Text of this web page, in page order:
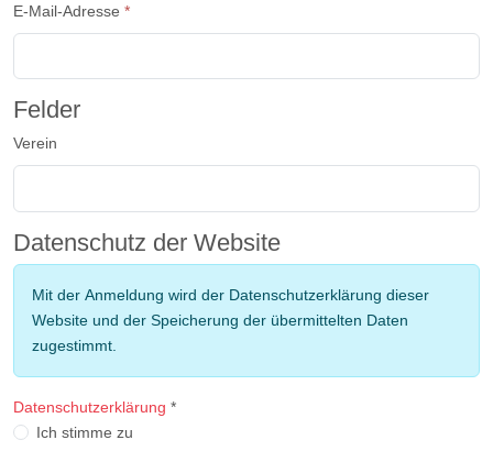
E-Mail-Adresse *
Felder
Verein
Datenschutz der Website
Mit der Anmeldung wird der Datenschutzerklärung dieser
Website und der Speicherung der übermittelten Daten
zugestimmt.
Datenschutzerklärung *
Datenschutzerklärung
Ich stimme zu